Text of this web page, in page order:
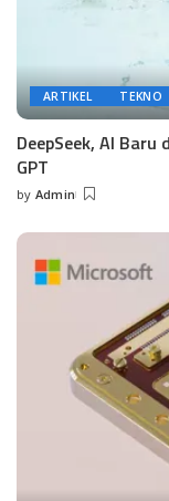
ARTIKEL TEKNO
DeepSeek, AI
GPT
Posted
by Admin